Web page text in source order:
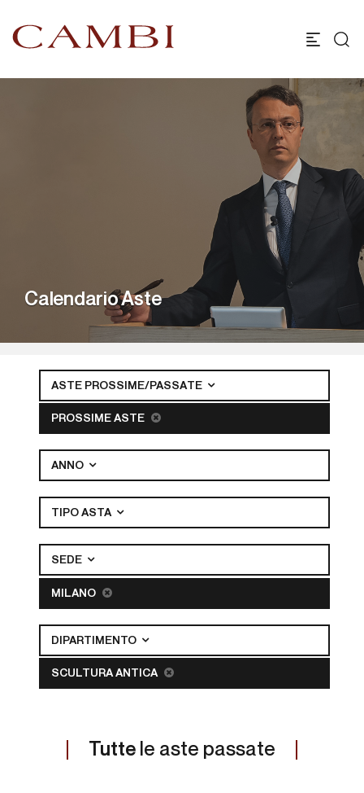
Calendario Aste
ASTE PROSSIME/PASSATE
PROSSIME ASTE
ANNO
TIPO ASTA
SEDE
MILANO
DIPARTIMENTO
SCULTURA ANTICA
Tutte le aste passate